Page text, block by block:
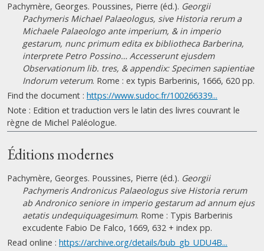
Pachymère, Georges. Poussines, Pierre (éd.). Georgii
Pachymeris Michael Palaeologus, sive Historia rerum a
Michaele Palaeologo ante imperium, & in imperio
gestarum, nunc primum edita ex bibliotheca Barberina,
interprete Petro Possino… Accesserunt ejusdem
Observationum lib. tres, & appendix: Specimen sapientiae
Indorum veterum. Rome : ex typis Barberinis, 1666, 620 pp.
Find the document : https://www.sudoc.fr/100266339...
Note : Edition et traduction vers le latin des livres couvrant le
règne de Michel Paléologue.
Éditions modernes
Pachymère, Georges. Poussines, Pierre (éd.). Georgii
Pachymeris Andronicus Palaeologus sive Historia rerum
ab Andronico seniore in imperio gestarum ad annum ejus
aetatis undequiquagesimum. Rome : Typis Barberinis
excudente Fabio De Falco, 1669, 632 + index pp.
Read online : https://archive.org/details/bub_gb_UDU4B...